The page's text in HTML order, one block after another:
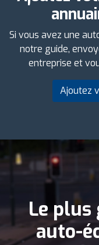
Si vous avez une
notre guide,
entreprise et
Ajoutez
Le plus
auto-